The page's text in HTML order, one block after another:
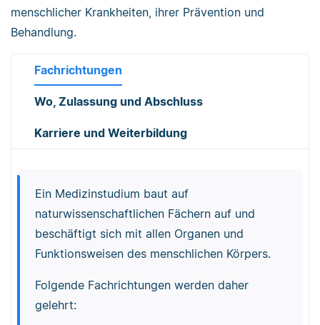
menschlicher Krankheiten, ihrer Prävention und
Behandlung.
Fachrichtungen
Wo, Zulassung und Abschluss
Karriere und Weiterbildung
Ein Medizinstudium baut auf
naturwissenschaftlichen Fächern auf und
beschäftigt sich mit allen Organen und
Funktionsweisen des menschlichen Körpers.
Folgende Fachrichtungen werden daher
gelehrt: